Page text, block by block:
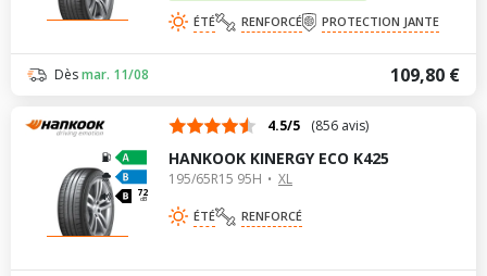
ÉTÉ RENFORCÉ PROTECTION JANTE
109,80 €
Dèsmar. 11/08
72
dB
4.5/5 (856 avis)
HANKOOK KINERGY ECO K425
195/65R15 95H XL
ÉTÉ RENFORCÉ